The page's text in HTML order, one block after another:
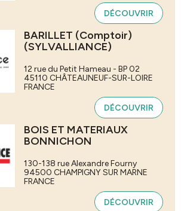
DÉCOUVRIR
BARILLET (Comptoir)
(SYLVALLIANCE)
12 rue du Petit Hameau - BP 02
45110 CHÂTEAUNEUF-SUR-LOIRE
FRANCE
DÉCOUVRIR
BOIS ET MATERIAUX
BONNICHON
130-138 rue Alexandre Fourny
94500 CHAMPIGNY SUR MARNE
FRANCE
DÉCOUVRIR